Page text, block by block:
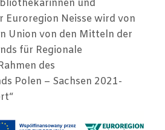
und
Euroregion Neisse wird von
Union von den Mitteln der
für Regionale
des
Polen – Sachsen 2021-